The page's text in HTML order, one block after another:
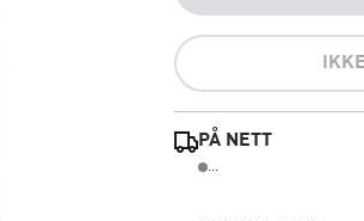
PÅ NETT
...